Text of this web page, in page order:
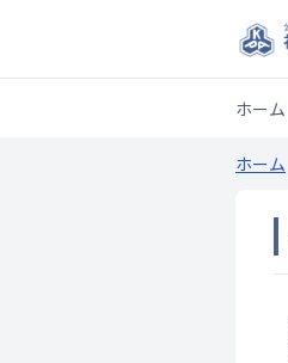
ホーム
ホーム